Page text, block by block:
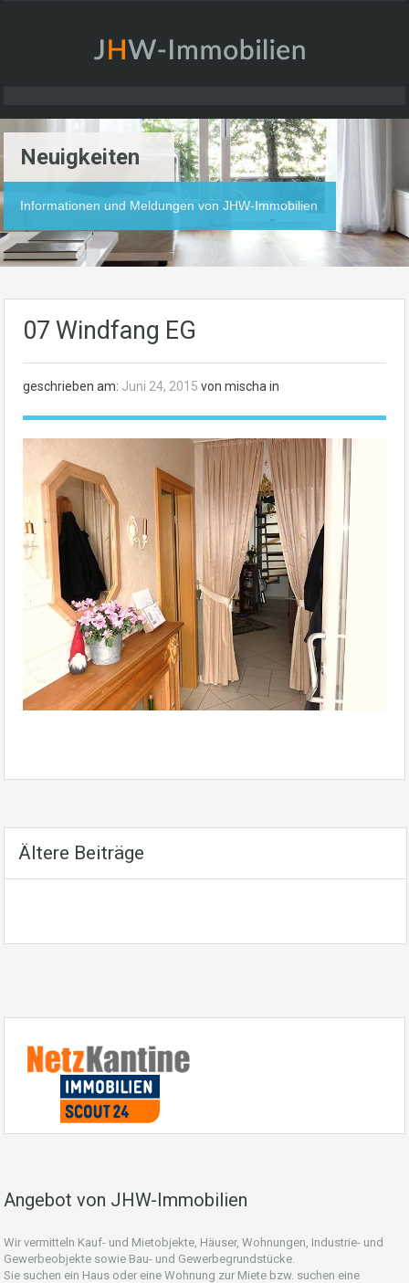
Neuigkeiten
Informationen und Meldungen von JHW-Immobilien
07 Windfang EG
geschrieben am: Juni 24, 2015 von mischa in
Ältere Beiträge
Angebot von JHW-Immobilien
Wir vermitteln Kauf- und Mietobjekte, Häuser, Wohnungen, Industrie- und
Gewerbeobjekte sowie Bau- und Gewerbegrundstücke.
Sie suchen ein Haus oder eine Wohnung zur Miete bzw. suchen eine